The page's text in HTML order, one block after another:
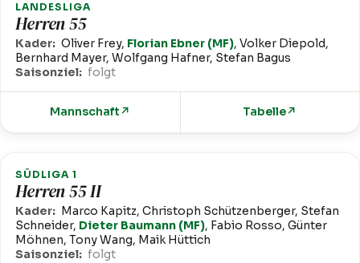
LANDESLIGA
Herren 55
Kader: Oliver Frey, Florian Ebner (MF), Volker Diepold,
Bernhard Mayer, Wolfgang Hafner, Stefan Bagus
Saisonziel: folgt
Mannschaft ↗ Tabelle↗
SÜDLIGA 1
Herren 55 II
Kader: Marco Kapitz, Christoph Schützenberger, Stefan
Schneider, Dieter Baumann (MF), Fabio Rosso, Günter
Möhnen, Tony Wang, Maik Hüttich
Saisonziel: folgt